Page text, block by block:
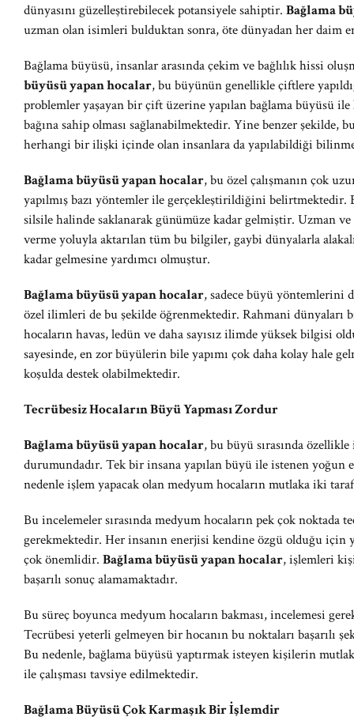
dünyasını güzelleştirebilecek potansiyele sahiptir. Bağlama
uzman olan isimleri bulduktan sonra, öte dünyadan her daim
Bağlama büyüsü, insanlar arasında çekim ve bağlılık hissi
büyüsü yapan hocalar, bu büyünün genellikle çiftlere
problemler yaşayan bir çift üzerine yapılan bağlama büyüsü
bağına sahip olması sağlanabilmektedir. Yine benzer şekilde,
herhangi bir ilişki içinde olan insanlara da yapılabildiği
Bağlama büyüsü yapan hocalar, bu özel çalışmanın çok
yapılmış bazı yöntemler ile gerçekleştirildiğini
silsile halinde saklanarak günümüze kadar gelmiştir. Uzman
verme yoluyla aktarılan tüm bu bilgiler, gaybi dünyalarla
kadar gelmesine yardımcı olmuştur.
Bağlama büyüsü yapan hocalar, sadece büyü yöntemlerini
özel ilimleri de bu şekilde öğrenmektedir. Rahmani
hocaların havas, ledün ve daha sayısız ilimde yüksek bilgisi
sayesinde, en zor büyülerin bile yapımı çok daha kolay hale
koşulda destek olabilmektedir.
Tecrübesiz Hocaların Büyü Yapması Zordur
Bağlama büyüsü yapan hocalar, bu büyü sırasında
durumundadır. Tek bir insana yapılan büyü ile istenen
nedenle işlem yapacak olan medyum hocaların mutlaka iki
Bu incelemeler sırasında medyum hocaların pek çok noktada
gerekmektedir. Her insanın enerjisi kendine özgü olduğu için
çok önemlidir. Bağlama büyüsü yapan hocalar, işlemleri
başarılı sonuç alamamaktadır.
Bu süreç boyunca medyum hocaların bakması, incelemesi
Tecrübesi yeterli gelmeyen bir hocanın bu noktaları başarılı
Bu nedenle, bağlama büyüsü yaptırmak isteyen kişilerin
ile çalışması tavsiye edilmektedir.
Bağlama Büyüsü Çok Karmaşık Bir İşlemdir